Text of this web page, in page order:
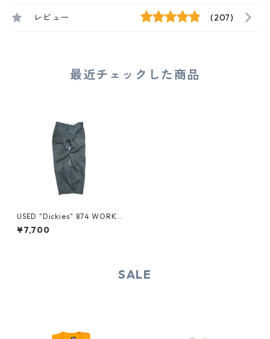
レビュー (207)
最近チェックした商品
USED "Dickies" 874 WORK P
ANTS
¥7,700
SALE